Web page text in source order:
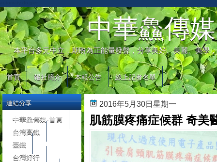
中華鱻傳媒
本平台多元中立，期盼為正能量發聲，分享美好、美麗、美學
首頁 報社簡介 本報公告 線上記者名單
2016年5月30日星期一
肌筋膜疼痛症候群 奇美
連結分享
中華鱻傳媒-首頁
台灣高鐵
臺鐵
台灣好行